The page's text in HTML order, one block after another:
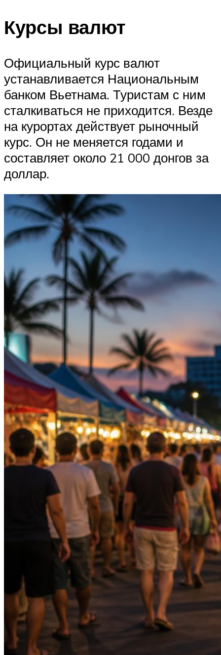
Курсы валют
Официальный курс валют
устанавливается Национальным
банком Вьетнама. Туристам с ним
сталкиваться не приходится. Везде
на курортах действует рыночный
курс. Он не меняется годами и
составляет около 21 000 донгов за
доллар.